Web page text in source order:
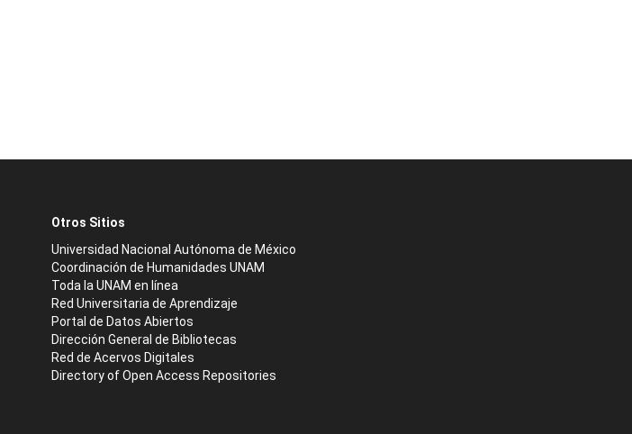
Otros Sitios
Universidad Nacional Autónoma de México
Coordinación de Humanidades UNAM
Toda la UNAM en línea
Red Universitaria de Aprendizaje
Portal de Datos Abiertos
Dirección General de Bibliotecas
Red de Acervos Digitales
Directory of Open Access Repositories